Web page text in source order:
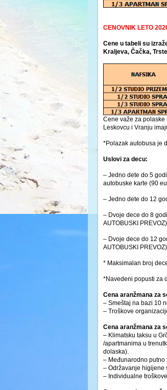
CENOVNIK LETO
Cene u tabeli su
Kraljeva, Čačka,
Cene važe za polaske
Leskovcu i Vranju
*Polazak autobusa je
Uslovi za decu:
– Jedno dete do 5
autobuske karte (90
– Jedno dete do 12
– Dvoje dece do 8
AUTOBUSKI
– Dvoje dece do 12
AUTOBUSKI
* Maksimalan broj
*Navedeni popusti za
Cena aranžmana za
– Smeštaj na bazi 10
– Troškove
Cena aranžmana za
– Klimatsku taksu u
/apartmanima u
dolaska).
– Međunarodno
– Održavanje higijene
– Individualne